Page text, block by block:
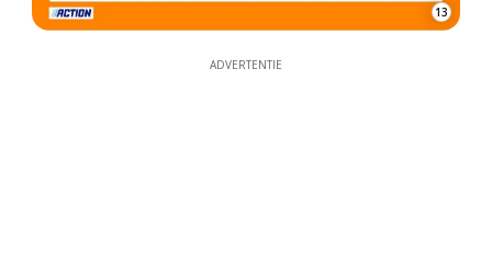
13
ADVERTENTIE